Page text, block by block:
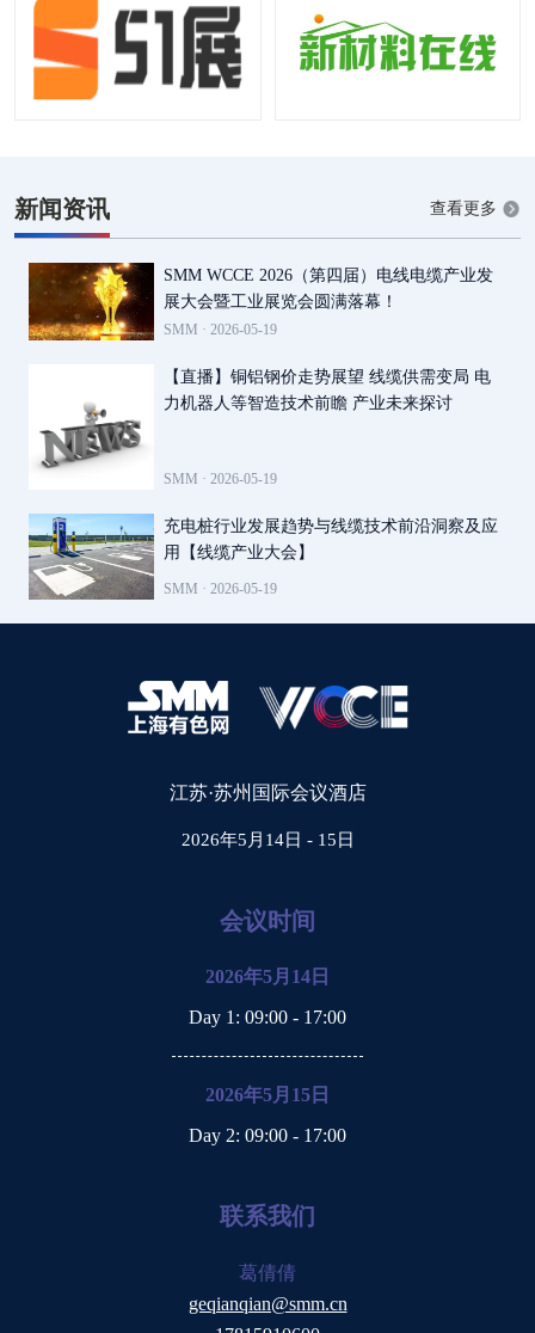
新闻资讯 查看更多
SMM WCCE 2026（第四届）电线电缆产业发
展大会暨工业展览会圆满落幕！
SMM · 2026-05-19
【直播】铜铝钢价走势展望 线缆供需变局 电
力机器人等智造技术前瞻 产业未来探讨
SMM · 2026-05-19
充电桩行业发展趋势与线缆技术前沿洞察及应
用【线缆产业大会】
SMM · 2026-05-19
江苏·苏州国际会议酒店
2026年5月14日 - 15日
会议时间
2026年5月14日
Day 1 : 09:00 - 17:00
2026年5月15日
Day 2: 09:00 - 17:00
联系我们
葛倩倩
geqianqian@smm.cn